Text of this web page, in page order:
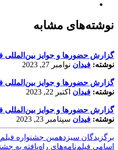
نوشته‌های مشابه
گزارش حضورها و جوایز بین‌المللی فیلم
نوشته: فیدان نوامبر 27, 2023
گزارش حضورها و جوایز بین‌المللی فیلم
نوشته: فیدان اکتبر 22, 2023
گزارش حضورها و جوایز بین‌المللی فیلم
نوشته: فیدان سپتامبر 23, 2023
برگزیدگان سیزدهمین جشنواره
اسامی فیلم‌نامه‌‌های راه‌یافته به